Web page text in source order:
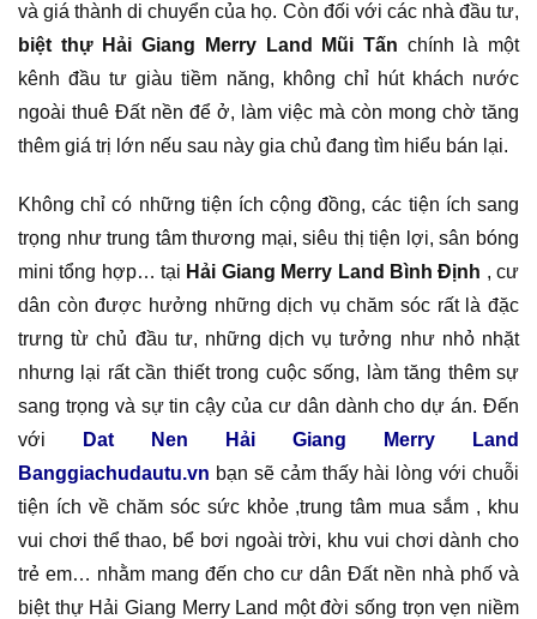
và giá thành di chuyển của họ. Còn đối với các nhà đầu tư,
biệt thự Hải Giang Merry Land Mũi Tấn chính là một
kênh đầu tư giàu tiềm năng, không chỉ hút khách nước
ngoài thuê Đất nền để ở, làm việc mà còn mong chờ tăng
thêm giá trị lớn nếu sau này gia chủ đang tìm hiểu bán lại.
Không chỉ có những tiện ích cộng đồng, các tiện ích sang
trọng như trung tâm thương mại, siêu thị tiện lợi, sân bóng
mini tổng hợp… tại Hải Giang Merry Land Bình Định , cư
dân còn được hưởng những dịch vụ chăm sóc rất là đặc
trưng từ chủ đầu tư, những dịch vụ tưởng như nhỏ nhặt
nhưng lại rất cần thiết trong cuộc sống, làm tăng thêm sự
sang trọng và sự tin cậy của cư dân dành cho dự án. Đến
với
Dat Nen Hải Giang Merry Land
Banggiachudautu.vn bạn sẽ cảm thấy hài lòng với chuỗi
tiện ích về chăm sóc sức khỏe ,trung tâm mua sắm , khu
vui chơi thể thao, bể bơi ngoài trời, khu vui chơi dành cho
trẻ em… nhằm mang đến cho cư dân Đất nền nhà phố và
biệt thự Hải Giang Merry Land một đời sống trọn vẹn niềm